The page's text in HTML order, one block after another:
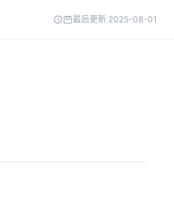
最后更新 2025-08-01